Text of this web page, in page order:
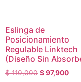
Eslinga de
Posicionamiento
Regulable Linktech
(Diseño Sin
$110,000 $97,900